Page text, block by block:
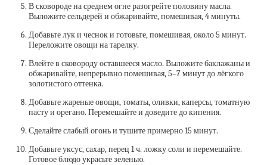
В сковороде на среднем огне разогрейте половину масла.
Выложите сельдерей и обжаривайте, помешивая, 4 минуты.
Добавьте лук и чеснок и готовьте, помешивая, около 5 минут.
Переложите овощи на тарелку.
Влейте в сковороду оставшееся масло. Выложите баклажаны и
обжаривайте, непрерывно помешивая, 5–7 минут до лёгкого
золотистого оттенка.
Добавьте жареные овощи, томаты, оливки, каперсы, томатную
пасту и орегано. Перемешайте и доведите до кипения.
Сделайте слабый огонь и тушите примерно 15 минут.
Добавьте уксус, сахар, перец 1 ч. ложку соли и перемешайте.
Готовое блюдо украсьте зеленью.